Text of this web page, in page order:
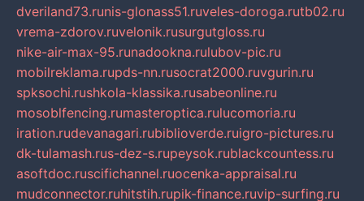
dveriland73.runis-glonass51.ruveles-doroga.rutb02.ru
vrema-zdorov.ruvelonik.rusurgutgloss.ru
nike-air-max-95.runadookna.rulubov-pic.ru
mobilreklama.rupds-nn.rusocrat2000.ruvgurin.ru
spksochi.rushkola-klassika.rusabeonline.ru
mosoblfencing.rumasteroptica.rulucomoria.ru
iration.rudevanagari.rubiblioverde.ruigro-pictures.ru
dk-tulamash.rus-dez-s.rupeysok.rublackcountess.ru
asoftdoc.ruscifichannel.ruocenka-appraisal.ru
mudconnector.ruhitstih.rupik-finance.ruvip-surfing.ru